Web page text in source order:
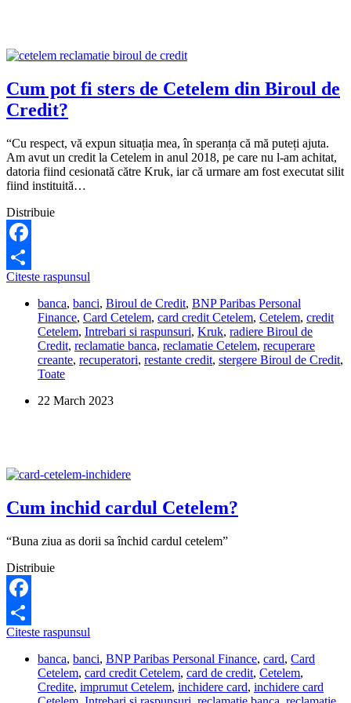
Cum pot fi sters de Cetelem din Biroul de
Credit?
“Cu respect, vă expun situația mea, în speranța că mă puteți ajuta.
Am avut un credit la Cetelem in anul 2018, pe care nu l-am achitat,
datoria fiind cesionată către Kruk, iar că urmare am fost executat silit
fiind instituită…
Distribuie
Facebook
Share
Citeste raspunsul
fi
sters
de
Cetelem
din
Credit?
banca, banci, Biroul de Credit, BNP Paribas Personal
Finance, Card Cetelem, card credit Cetelem, Cetelem, credit
Cetelem, Intrebari si raspunsuri, Kruk, radiere Biroul de
Credit, reclamatie banca, reclamatie Cetelem, recuperare
creante, recuperatori, restante credit, stergere Biroul de Credit,
Toate
22 March 2023
Cum inchid cardul Cetelem?
“Buna ziua as dorii sa închid cardul cetelem”
Distribuie
Facebook
Share
Citeste raspunsul
cardul
Cetelem?
banca, banci, BNP Paribas Personal Finance, card, Card
Cetelem, card credit Cetelem, card de credit, Cetelem,
Credite, imprumut Cetelem, inchidere card, inchidere card